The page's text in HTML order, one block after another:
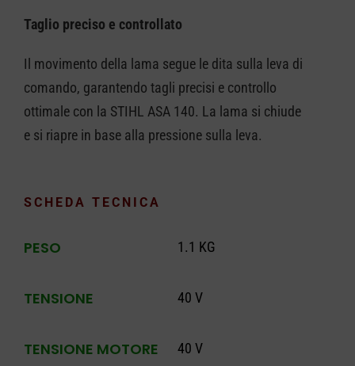
Taglio preciso e controllato
Il movimento della lama segue le dita sulla leva di
comando, garantendo tagli precisi e controllo
ottimale con la STIHL ASA 140. La lama si chiude
e si riapre in base alla pressione sulla leva.
SCHEDA TECNICA
PESO 1.1 KG
TENSIONE 40 V
TENSIONE MOTORE 40 V